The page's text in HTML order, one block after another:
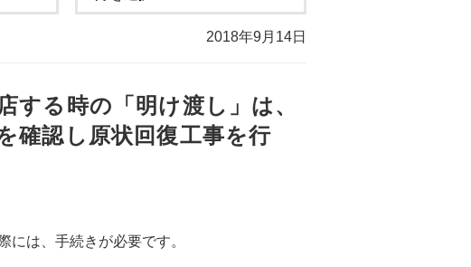
2018年9月14日
する時の「明け渡し」は、
確認し原状回復工事を行
には、手続きが必要です。